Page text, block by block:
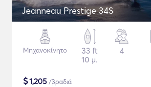
Jeanneau Prestige 34S
Μηχανοκίνητο
33 ft
10 μ.
4
$1,205 /βραδιά